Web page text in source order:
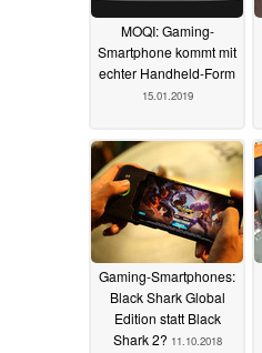
MOQI: Gaming-
Smartphone kommt mit
echter Handheld-Form
15.01.2019
Gaming-Smartphones:
Black Shark Global
Edition statt Black
Shark 2? 11.10.2018